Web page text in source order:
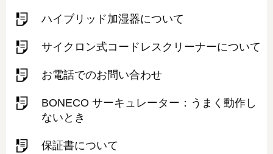
ハイブリッド加湿器について
サイクロン式コードレスクリーナーについて
お電話でのお問い合わせ
BONECO サーキュレーター：うまく動作し
ないとき
保証書について